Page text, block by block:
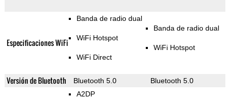
Especificaciones WiFi
Banda de radio dual
WiFi Hotspot
WiFi Direct
Banda de radio dual
WiFi Hotspot
Versión de Bluetooth Bluetooth 5.0 Bluetooth 5.0
A2DP